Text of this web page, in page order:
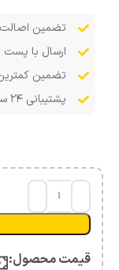
تضمین اصالت
ارسال با پست
تضمین
پشتیبانی ۲۴ ساعته
قیمت محصول:​